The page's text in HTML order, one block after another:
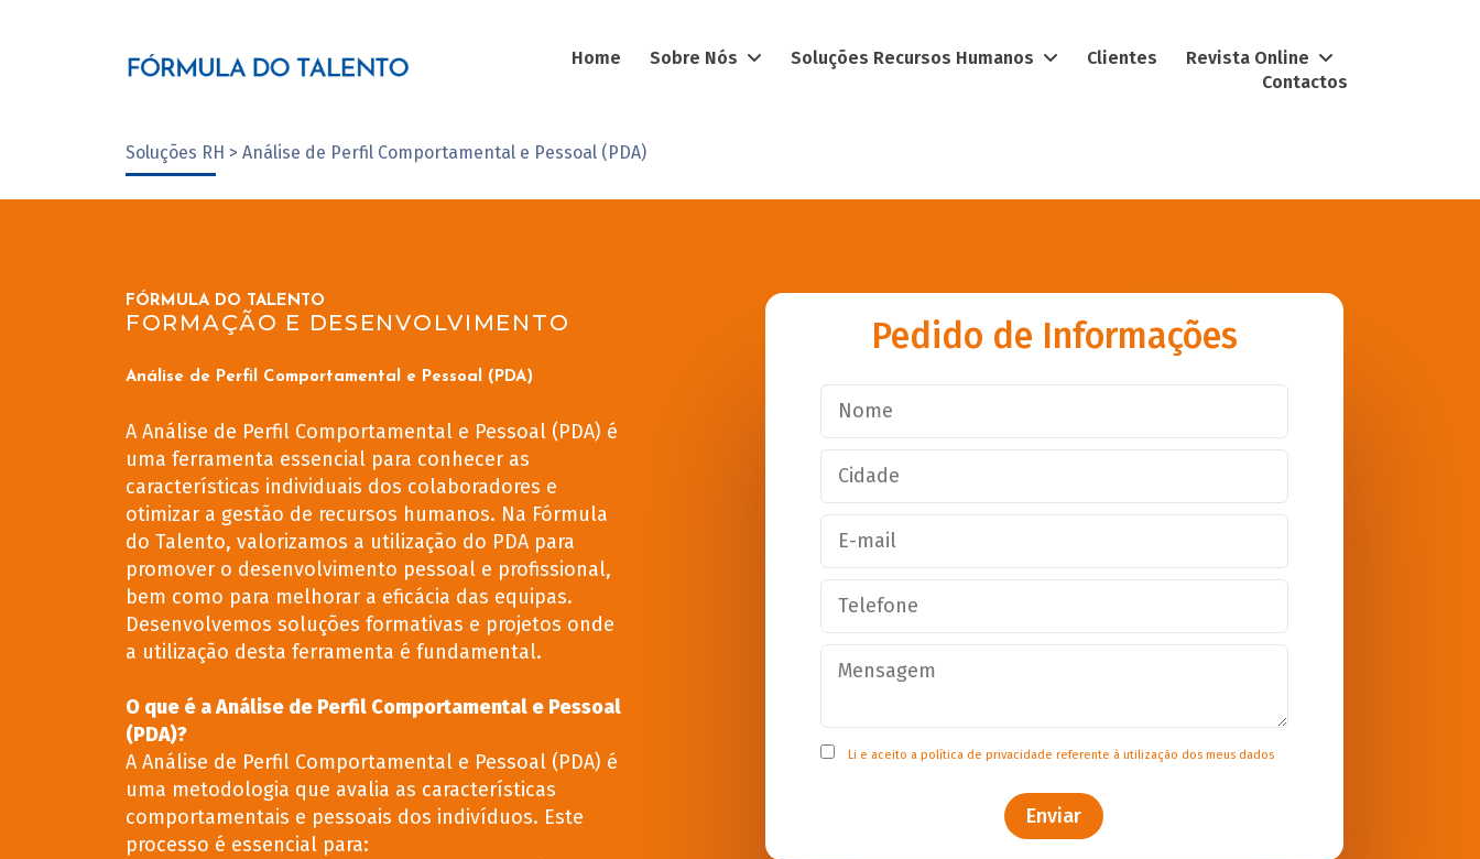
Home Sobre Nós Soluções Recursos Humanos Clientes
Revista Online
Contactos
Soluções RH > Análise de Perfil Comportamental e Pessoal (PDA)
FÓRMULA DO TALENTO
FORMAÇÃO E DESENVOLVIMENTO
Análise de Perfil Comportamental e Pessoal (PDA)
A Análise de Perfil Comportamental e Pessoal (PDA) é
uma ferramenta essencial para conhecer as
características individuais dos colaboradores e
otimizar a gestão de recursos humanos. Na Fórmula
do Talento, valorizamos a utilização do PDA para
promover o desenvolvimento pessoal e profissional,
bem como para melhorar a eficácia das equipas.
Desenvolvemos soluções formativas e projetos onde
a utilização desta ferramenta é fundamental.
O que é a Análise de Perfil Comportamental e Pessoal
(PDA)?
A Análise de Perfil Comportamental e Pessoal (PDA) é
uma metodologia que avalia as características
comportamentais e pessoais dos indivíduos. Este
processo é essencial para:
Pedido de Informações
Li e aceito a política de privacidade referente à utilização dos meus dados
Enviar